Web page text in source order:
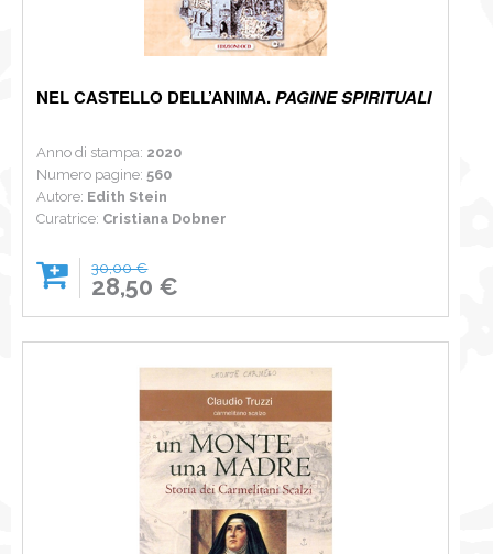
NEL CASTELLO DELL’ANIMA.PAGINE SPIRITUALI
Anno di stampa: 2020
Numero pagine:560
Autore: Edith Stein
Curatrice: Cristiana Dobner
30,00 €
28,50 €